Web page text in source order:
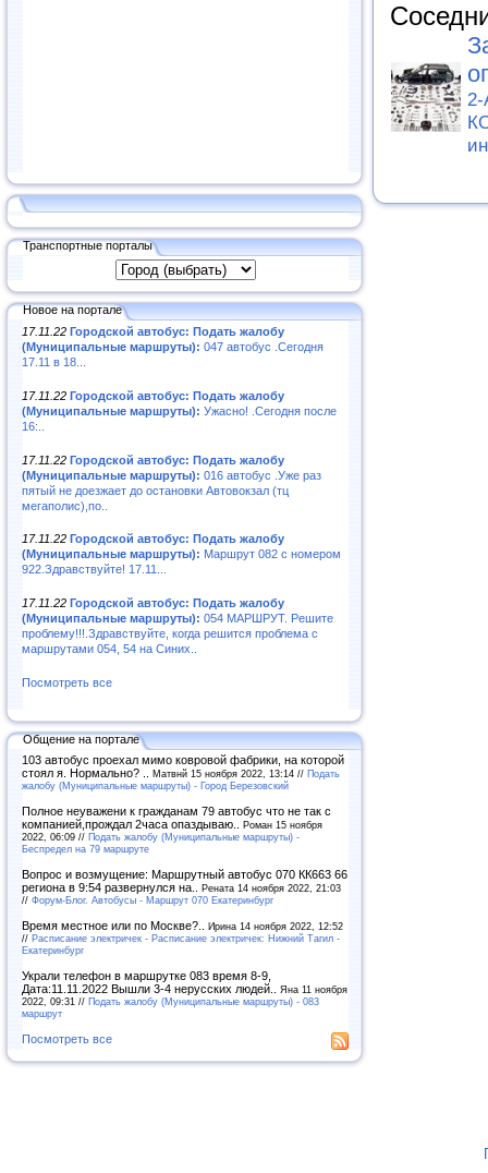
Транспортные порталы
Новое на портале
17.11.22 Городской автобус: Подать жалобу
(Муниципальные маршруты): 047 автобус .Сегодня
17.11 в 18...
17.11.22 Городской автобус: Подать жалобу
(Муниципальные маршруты): Ужасно! .Сегодня после
16:..
17.11.22 Городской автобус: Подать жалобу
(Муниципальные маршруты): 016 автобус .Уже раз
пятый не доезжает до остановки Автовокзал (тц
мегаполис),по..
17.11.22 Городской автобус: Подать жалобу
(Муниципальные маршруты): Маршрут 082 с номером
922.Здравствуйте! 17.11...
17.11.22 Городской автобус: Подать жалобу
(Муниципальные маршруты): 054 МАРШРУТ. Решите
проблему!!!.Здравствуйте, когда решится проблема с
маршрутами 054, 54 на Синих..
Посмотреть все
Общение на портале
103 автобус проехал мимо ковровой фабрики, на которой
стоял я. Нормально? .. Матвнй 15 ноября 2022, 13:14 // Подать
жалобу (Муниципальные маршруты) - Город Березовский
Полное неуважени к гражданам 79 автобус что не так с
компанией,прождал 2часа опаздываю.. Роман 15 ноября
2022, 06:09 // Подать жалобу (Муниципальные маршруты) -
Беспредел на 79 маршруте
Вопрос и возмущение: Маршрутный автобус 070 КК663 66
региона в 9:54 развернулся на.. Рената 14 ноября 2022, 21:03
// Форум-Блог. Автобусы - Маршрут 070 Екатеринбург
Время местное или по Москве?.. Ирина 14 ноября 2022, 12:52
// Расписание электричек - Расписание электричек: Нижний Тагил -
Екатеринбург
Украли телефон в маршрутке 083 время 8-9,
Дата:11.11.2022 Вышли 3-4 нерусских людей.. Яна 11 ноября
2022, 09:31 // Подать жалобу (Муниципальные маршруты) - 083
маршрут
Посмотреть все